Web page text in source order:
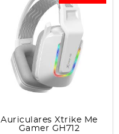
Auriculares Xtrike Me
Gamer GH712